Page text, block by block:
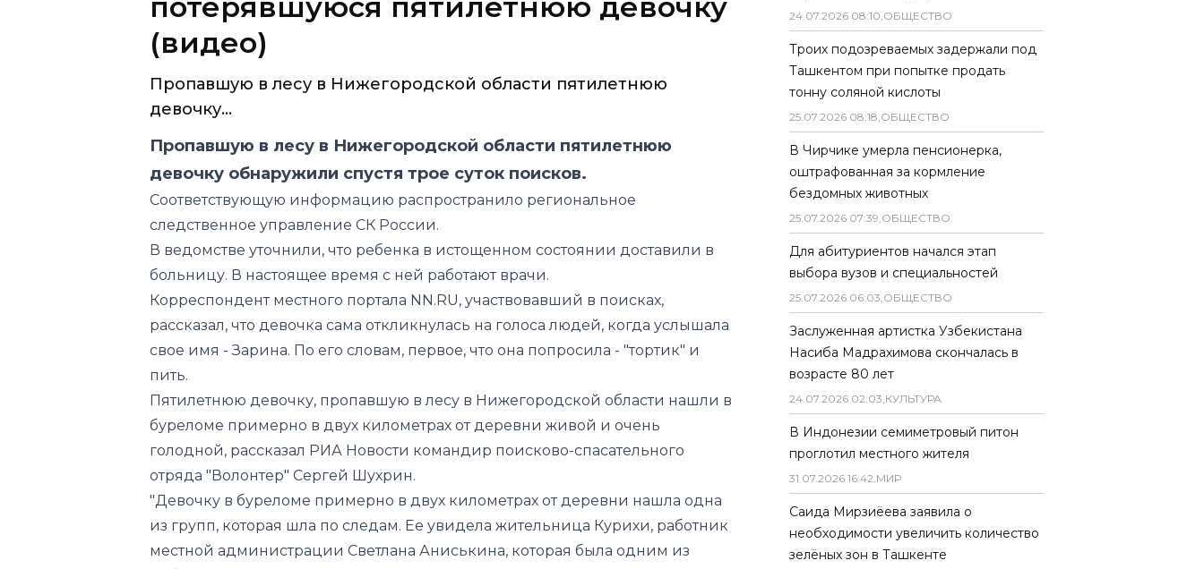
Пропавшую в лесу в Нижегородской области пятилетнюю
девочку...
Пропавшую в лесу в Нижегородской области пятилетнюю
девочку обнаружили спустя трое суток поисков.
следственное управление СК России.
В ведомстве уточнили, что ребенка в истощенном состоянии доставили в
больницу. В настоящее время с ней работают врачи.
Корреспондент местного порталаNN.RU
рассказал, что девочка сама откликнулась на голоса людей, когда услышала
свое имя - Зарина. По его словам, первое, что она попросила - "тортик" и
пить.
Пятилетнюю девочку, пропавшую в лесу в Нижегородской области нашли в
буреломе примерно в двух километрах от деревни живой и очень
голодной, рассказал РИА Новости командир поисково-спасательного
отряда "Волонтер" Сергей Шухрин.
"Девочку в буреломе примерно в двух километрах от деревни нашла одна
из групп, которая шла по следам. Ее увидела жительница Курихи, работник
местной администрации Светлана Аниськина, которая была одним из
добровольцев на поиске. Девочка жива-здорова, очень голодная. Кто-то из
ребят дал ей банан", - рассказал Шухрин.
По версии следствия, ребенок ушел из дома в деревне Степановка днем 18
24.07.2026 08:10,ОБЩЕСТВО
Троих подозреваемых задержали под
Ташкентом при попытке продать
тонну соляной кислоты
25.07.2026 08:18,ОБЩЕСТВО
В Чирчике умерла пенсионерка,
оштрафованная за кормление
бездомных животных
25.07.2026 07:39,ОБЩЕСТВО
Для абитуриентов начался этап
выбора вузов и специальностей
25.07.2026 06:03,ОБЩЕСТВО
Заслуженная артистка Узбекистана
Насиба Мадрахимова скончалась в
возрасте 80 лет
24.07.2026 02:03,КУЛЬТУРА
В Индонезии семиметровый питон
проглотил местного жителя
31.07.2026 16:42,МИР
Саида Мирзиёева заявила о
необходимости увеличить количество
зелёных зон в Ташкенте